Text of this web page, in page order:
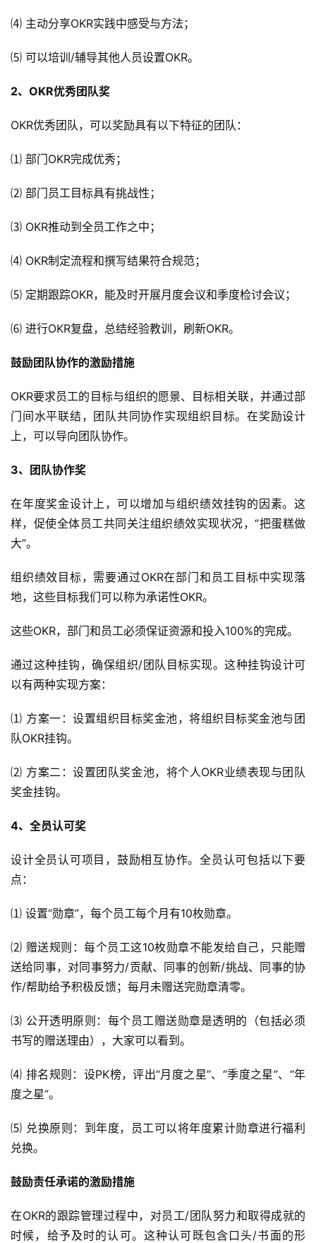
⑷ 主动分享OKR实践中感受与方法；
⑸ 可以培训/辅导其他人员设置OKR。
2、OKR优秀团队奖
OKR优秀团队，可以奖励具有以下特征的团队：
⑴ 部门OKR完成优秀；
⑵ 部门员工目标具有挑战性；
⑶ OKR推动到全员工作之中；
⑷ OKR制定流程和撰写结果符合规范；
⑸ 定期跟踪OKR，能及时开展月度会议和季度检讨会议；
⑹ 进行OKR复盘，总结经验教训，刷新OKR。
鼓励团队协作的激励措施
OKR要求员工的目标与组织的愿景、目标相关联，并通过部
门间水平联结，团队共同协作实现组织目标。在奖励设计
上，可以导向团队协作。
3、团队协作奖
在年度奖金设计上，可以增加与组织绩效挂钩的因素。这
样，促使全体员工共同关注组织绩效实现状况，“把蛋糕做
大”。
组织绩效目标，需要通过OKR在部门和员工目标中实现落
地，这些目标我们可以称为承诺性OKR。
这些OKR，部门和员工必须保证资源和投入100%的完成。
通过这种挂钩，确保组织/团队目标实现。这种挂钩设计可
以有两种实现方案：
⑴ 方案一：设置组织目标奖金池，将组织目标奖金池与团
队OKR挂钩。
⑵ 方案二：设置团队奖金池，将个人OKR业绩表现与团队
奖金挂钩。
4、全员认可奖
设计全员认可项目，鼓励相互协作。全员认可包括以下要
点：
⑴ 设置“勋章”，每个员工每个月有10枚勋章。
⑵ 赠送规则：每个员工这10枚勋章不能发给自己，只能赠
送给同事，对同事努力/贡献、同事的创新/挑战、同事的协
作/帮助给予积极反馈；每月未赠送完勋章清零。
⑶ 公开透明原则：每个员工赠送勋章是透明的（包括必须
书写的赠送理由），大家可以看到。
⑷ 排名规则：设PK榜，评出“月度之星”、“季度之星”、“年
度之星”。
⑸ 兑换原则：到年度，员工可以将年度累计勋章进行福利
兑换。
鼓励责任承诺的激励措施
在OKR的跟踪管理过程中，对员工/团队努力和取得成就的
时候，给予及时的认可。这种认可既包含口头/书面的形